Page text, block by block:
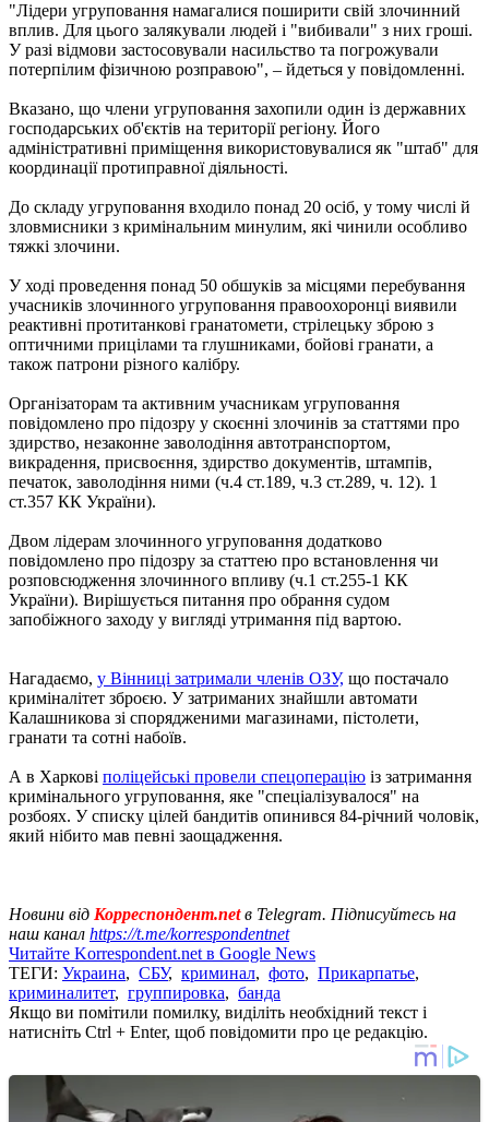
"Лідери угруповання намагалися поширити свій злочинний
вплив. Для цього залякували людей і "вибивали" з них гроші.
У разі відмови застосовували насильство та погрожували
потерпілим фізичною розправою", – йдеться у повідомленні.
Вказано, що члени угруповання захопили один із державних
господарських об'єктів на території регіону. Його
адміністративні приміщення використовувалися як "штаб" для
координації протиправної діяльності.
До складу угруповання входило понад 20 осіб, у тому числі й
зловмисники з кримінальним минулим, які чинили особливо
тяжкі злочини.
У ході проведення понад 50 обшуків за місцями перебування
учасників злочинного угруповання правоохоронці виявили
реактивні протитанкові гранатомети, стрілецьку зброю з
оптичними прицілами та глушниками, бойові гранати, а
також патрони різного калібру.
Організаторам та активним учасникам угруповання
повідомлено про підозру у скоєнні злочинів за статтями про
здирство, незаконне заволодіння автотранспортом,
викрадення, присвоєння, здирство документів, штампів,
печаток, заволодіння ними (ч.4 ст.189, ч.3 ст.289, ч. 12). 1
ст.357 КК України).
Двом лідерам злочинного угруповання додатково
повідомлено про підозру за статтею про встановлення чи
розповсюдження злочинного впливу (ч.1 ст.255-1 КК
України). Вирішується питання про обрання судом
запобіжного заходу у вигляді утримання під вартою.
Нагадаємо, у Вінниці затримали членів ОЗУ, що постачало
криміналітет зброєю. У затриманих знайшли автомати
Калашникова зі спорядженими магазинами, пістолети,
гранати та сотні набоїв.
А в Харкові поліцейські провели спецоперацію із затримання
кримінального угруповання, яке "спеціалізувалося" на
розбоях. У списку цілей бандитів опинився 84-річний чоловік,
який нібито мав певні заощадження.
Новини від Корреспондент.netв Telegram. Підписуйтесь на
наш канал https://t.me/korrespondentnet
Читайте Korrespondent.net в Google News
ТЕГИ: Украина, СБУ, криминал, фото, Прикарпатье,
криминалитет, группировка, банда
Якщо ви помітили помилку, виділіть необхідний текст і
натисніть Ctrl + Enter, щоб повідомити про це редакцію.